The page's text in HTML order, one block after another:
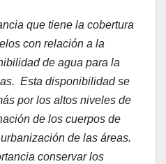
que tiene la cobertura
con relación a la
de agua para la
Esta disponibilidad se
por los altos niveles de
de los cuerpos de
de las áreas.
conservar los